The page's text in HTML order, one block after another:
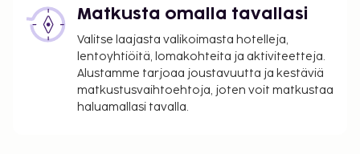
Matkusta omalla tavallasi
Valitse laajasta valikoimasta hotelleja,
lentoyhtiöitä, lomakohteita ja aktiviteetteja.
Alustamme tarjoaa joustavuutta ja kestäviä
matkustusvaihtoehtoja, joten voit matkustaa
haluamallasi tavalla.